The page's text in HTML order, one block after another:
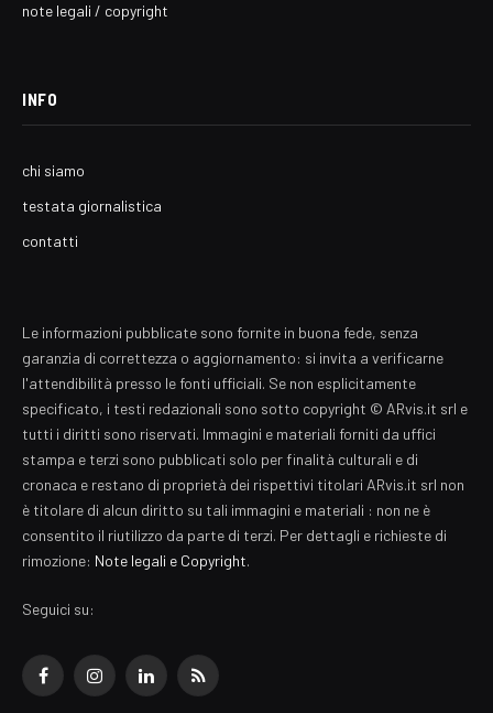
note legali / copyright
INFO
chi siamo
testata giornalistica
contatti
Le informazioni pubblicate sono fornite in buona fede, senza
garanzia di correttezza o aggiornamento: si invita a verificarne
l'attendibilità presso le fonti ufficiali. Se non esplicitamente
specificato, i testi redazionali sono sotto copyright © ARvis.it srl e
tutti i diritti sono riservati. Immagini e materiali forniti da uffici
stampa e terzi sono pubblicati solo per finalità culturali e di
cronaca e restano di proprietà dei rispettivi titolari ARvis.it srl non
è titolare di alcun diritto su tali immagini e materiali : non ne è
consentito il riutilizzo da parte di terzi. Per dettagli e richieste di
rimozione: Note legali e Copyright.
Seguici su:
FacebookInstagramLinkedInRSS